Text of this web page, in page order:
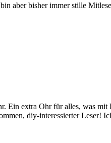
aber bisher immer stille
Ein extra Ohr für alles, was
diy-interessierter